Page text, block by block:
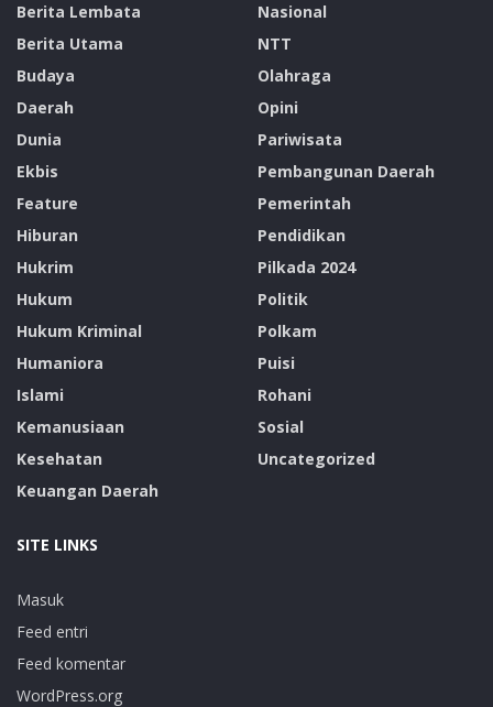
Berita Lembata
Berita Utama
Budaya
Daerah
Dunia
Ekbis
Feature
Hiburan
Hukrim
Hukum
Hukum Kriminal
Humaniora
Islami
Kemanusiaan
Kesehatan
Keuangan Daerah
Nasional
NTT
Olahraga
Opini
Pariwisata
Pembangunan Daerah
Pemerintah
Pendidikan
Pilkada 2024
Politik
Polkam
Puisi
Rohani
Sosial
Uncategorized
SITE LINKS
Masuk
Feed entri
Feed komentar
WordPress.org